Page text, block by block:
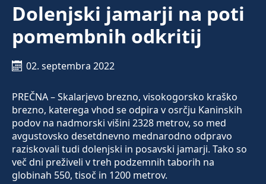
Dolenjski jamarji na poti
pomembnih odkritij
02. septembra 2022
PREČNA – Skalarjevo brezno, visokogorsko kraško
brezno, katerega vhod se odpira v osrčju Kaninskih
podov na nadmorski višini 2328 metrov, so med
avgustovsko desetdnevno mednarodno odpravo
raziskovali tudi dolenjski in posavski jamarji. Tako so
več dni preživeli v treh podzemnih taborih na
globinah 550, tisoč in 1200 metrov.